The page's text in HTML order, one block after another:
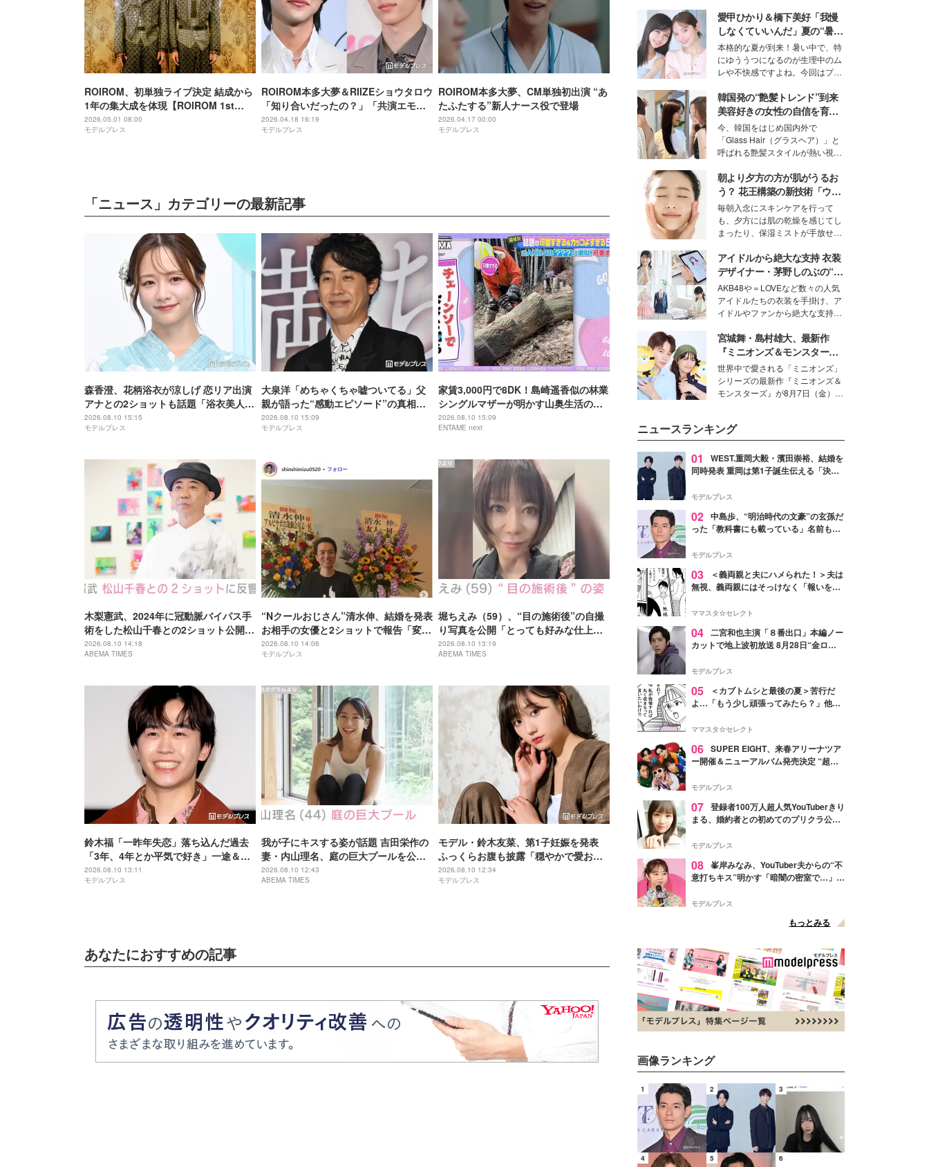
ROIROM、初単独ライブ決定 結成から
1年の集大成を体現【ROIROM 1st
Concert 2026 “MYSTIQUE”】
2026.05.01 08:00
モデルプレス
ROIROM本多大夢＆RIIZEショウタロウ
「知り合いだったの？」「共演エモす
ぎる」 肩組む2ショットに反響
2026.04.18 16:19
モデルプレス
ROIROM本多大夢、CM単独初出演 “あ
たふたする”新人ナース役で登場
2026.04.17 00:00
モデルプレス
「ニュース」カテゴリーの最新記事
森香澄、花柄浴衣が涼しげ 恋リア出演
アナとの2ショットも話題「浴衣美人」
「隣歩きたい」
2026.08.10 15:15
モデルプレス
大泉洋「めちゃくちゃ嘘ついてる」父
親が語った“感動エピソード”の真相告
白「アドリブすごい」「きっと愛情だ
よね」の声
2026.08.10 15:09
モデルプレス
家賃3,000円で8DK！島崎遥香似の林業
シングルマザーが明かす山奥生活の実
態
2026.08.10 15:09
ENTAME next
木梨憲武、2024年に冠動脈バイパス手
術をした松山千春との2ショット公開
「え？ちー様？」「お元気そうで」な
どの反響
2026.08.10 14:18
ABEMA TIMES
“Nクールおじさん”清水伸、結婚を発表
お相手の女優と2ショットで報告「変わ
らず見守っていただけたら嬉しい」
2026.08.10 14:06
モデルプレス
堀ちえみ（59）、“目の施術後”の自撮
り写真を公開「とっても好みな仕上が
り」
2026.08.10 13:19
ABEMA TIMES
鈴木福「一昨年失恋」落ち込んだ過去
「3年、4年とか平気で好き」一途＆積
極的な恋愛観も明かす
2026.08.10 13:11
モデルプレス
我が子にキスする姿が話題 吉田栄作の
妻・内山理名、庭の巨大プールを公開
「子どもは水が好き」
2026.08.10 12:43
ABEMA TIMES
モデル・鈴木友菜、第1子妊娠を発表
ふっくらお腹も披露「穏やかで愛おし
い日々を過ごしています」
2026.08.10 12:34
モデルプレス
あなたにおすすめの記事
愛甲ひかり＆橋下美好「我慢
しなくていいんだ」夏の“暑さ
対策”の新しい選択肢とは？
本格的な夏が到来！暑い中で、特
にゆううつになるのが生理中のム
レや不快感ですよね。今回はプラ
モデル・愛甲ひかりさんと橋下美
好さんを迎えて本音で女子会トー
ク。猛暑のお出かけを快適に過ご
すヒントや、2人が感動した夏の
生理の新常識にも迫りました。
韓国発の“艶髪トレンド”到来
美容好きの女性の自信を育む
「ヘアケア事情」って？
今、韓国をはじめ国内外で
「Glass Hair（グラスヘア）」と
呼ばれる艶髪スタイルが熱い視線
ションの完成度を高めるベースと
して、“髪そのものの美しさ”に改
めて注目する人が増えている様
子。今回は、そんな憧れの艶やか
な髪を日常で叶える、美容好きの
女性たちのヘアケア事情を紹介し
ます。
朝より夕方の方が肌がうるお
う？ 花王構築の新技術「ウォ
ーターキャプチャリングスキ
ン（捕水肌）」がスキンケア
の常識を変える予感
毎朝入念にスキンケアを行って
も、夕方には肌の乾燥を感じてし
まったり、保湿ミストが手放せな
な美容の常識を大きく変える可能
性を秘めた、革新的な「Water
Capturing Skin（ウォーターキャ
プチャリングスキン：捕水肌）」
技術を、花王が構築した。
アイドルから絶大な支持 衣装
デザイナー・茅野しのぶの“可
愛い”を作る美学＜「シチズン
クロスシー」インタビュー＞
AKB48や＝LOVEなど数々の人気
アイドルたちの衣装を手掛け、ア
イドルやファンから絶大な支持を
取締役兼クリエイティブディレク
ター・茅野しのぶ。一人ひとりの
個性に寄り添い、魅力を引き出す
衣装作りは、多くの女性たちに勇
気と自信を与え続けている。
宮城舞・島村雄大、最新作
『ミニオンズ＆モンスター
ズ』の魅力熱弁 ハチャメチャ
だけじゃない“友情と絆”に感
動
世界中で愛される「ミニオンズ」
シリーズの最新作『ミニオンズ＆
モンスターズ』が8月7日（金）に
デルの宮城舞と島村雄大の特別対
談をお届け！それぞれの視点か
ら、今作ならではの魅力や予想外
の感動をもたらす奥深いストーリ
た。
ニュースランキング
01
WEST.重岡大毅・濱田崇裕、結婚を
同時発表 重岡は第1子誕生伝える「決し
【全文】
モデルプレス
02 中島歩、“明治時代の文豪”の玄孫だ
った「教科書にも載っている」名前も先
モデルプレス
03
＜義両親と夫にハメられた！＞夫は
無視、義両親にはそっけなく「報いを受
ママスタ☆セレクト
04 二宮和也主演「８番出口」本編ノー
カットで地上波初放送 8月28日“金ロ
モデルプレス
05
＜カブトムシと最後の夏＞苦行だ
よ…「もう少し頑張ってみたら？」他人
ママスタ☆セレクト
06 SUPER EIGHT、来春アリーナツア
ー開催＆ニューアルバム発売決定 “超
モデルプレス
07 登録者100万人超人気YouTuberきり
まる、婚約者との初めてのプリクラ公開
い」と反響
モデルプレス
08 峯岸みなみ、YouTuber夫からの“不
意打ちキス”明かす「暗闇の密室で…」
モデルプレス
もっとみる
画像ランキング
1 2 3
4 5 6